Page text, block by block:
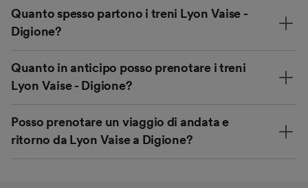
Quanto spesso partono i treni Lyon Vaise -
Digione?
Quanto in anticipo posso prenotare i treni
Lyon Vaise - Digione?
Posso prenotare un viaggio di andata e
ritorno da Lyon Vaise a Digione?